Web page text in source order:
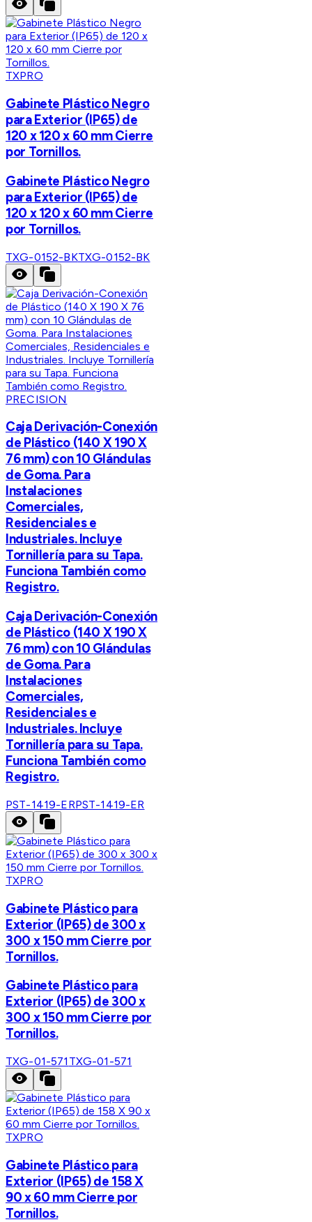
TXPRO
Gabinete Plástico Negro
para Exterior (IP65) de
120 x 120 x 60 mm Cierre
por Tornillos.
Gabinete Plástico Negro
para Exterior (IP65) de
120 x 120 x 60 mm Cierre
por Tornillos.
TXG-0152-BKTXG-0152-BK
PRECISION
Caja Derivación-Conexión
de Plástico (140 X 190 X
76 mm) con 10 Glándulas
de Goma. Para
Instalaciones
Comerciales,
Residenciales e
Industriales. Incluye
Tornillería para su Tapa.
Funciona También como
Registro.
Caja Derivación-Conexión
de Plástico (140 X 190 X
76 mm) con 10 Glándulas
de Goma. Para
Instalaciones
Comerciales,
Residenciales e
Industriales. Incluye
Tornillería para su Tapa.
Funciona También como
Registro.
PST-1419-ERPST-1419-ER
TXPRO
Gabinete Plástico para
Exterior (IP65) de 300 x
300 x 150 mm Cierre por
Tornillos.
Gabinete Plástico para
Exterior (IP65) de 300 x
300 x 150 mm Cierre por
Tornillos.
TXG-01-571 TXG-01-571
TXPRO
Gabinete Plástico para
Exterior (IP65) de 158 X
90 x 60 mm Cierre por
Tornillos.